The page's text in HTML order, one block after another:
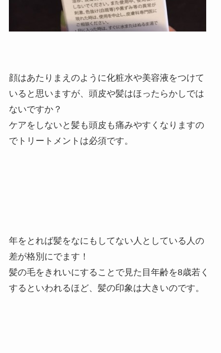
顔はあたりまえのように化粧水や美容液をつけて
いると思いますが、頭皮や髪はほったらかしでは
ないですか？
ケアをしないと髪も頭皮も痛みやすくなりますの
でトリートメントは必須です。
年をとれば髪をなにもしてない人としている人の
差が格別にでます！
髪の毛をきれいにすることで見た目年齢を8歳若く
するといわれるほど、髪の印象は大きいのです。